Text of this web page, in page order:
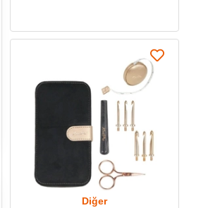
Diğer